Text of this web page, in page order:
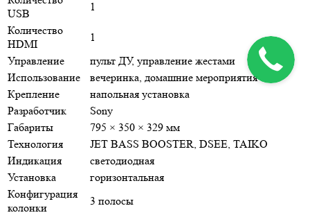
USB
1
Количество
HDMI
1
Управление
пульт ДУ, управление жестами
Использование
вечеринка, домашние мероприятия
Крепление
напольная установка
Разработчик
Sony
Габариты
795 × 350 × 329 мм
Технология
JET BASS BOOSTER, DSEE, TAIKO
Индикация
светодиодная
Установка
горизонтальная
Конфигурация
колонки
3 полосы